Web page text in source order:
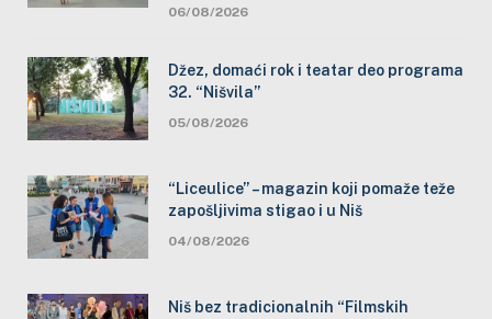
06/08/2026
Džez, domaći rok i teatar deo programa
32. “Nišvila”
05/08/2026
“Liceulice” – magazin koji pomaže teže
zapošljivima stigao i u Niš
04/08/2026
Niš bez tradicionalnih “Filmskih